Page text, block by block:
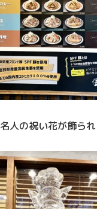
人の祝い花が飾られ